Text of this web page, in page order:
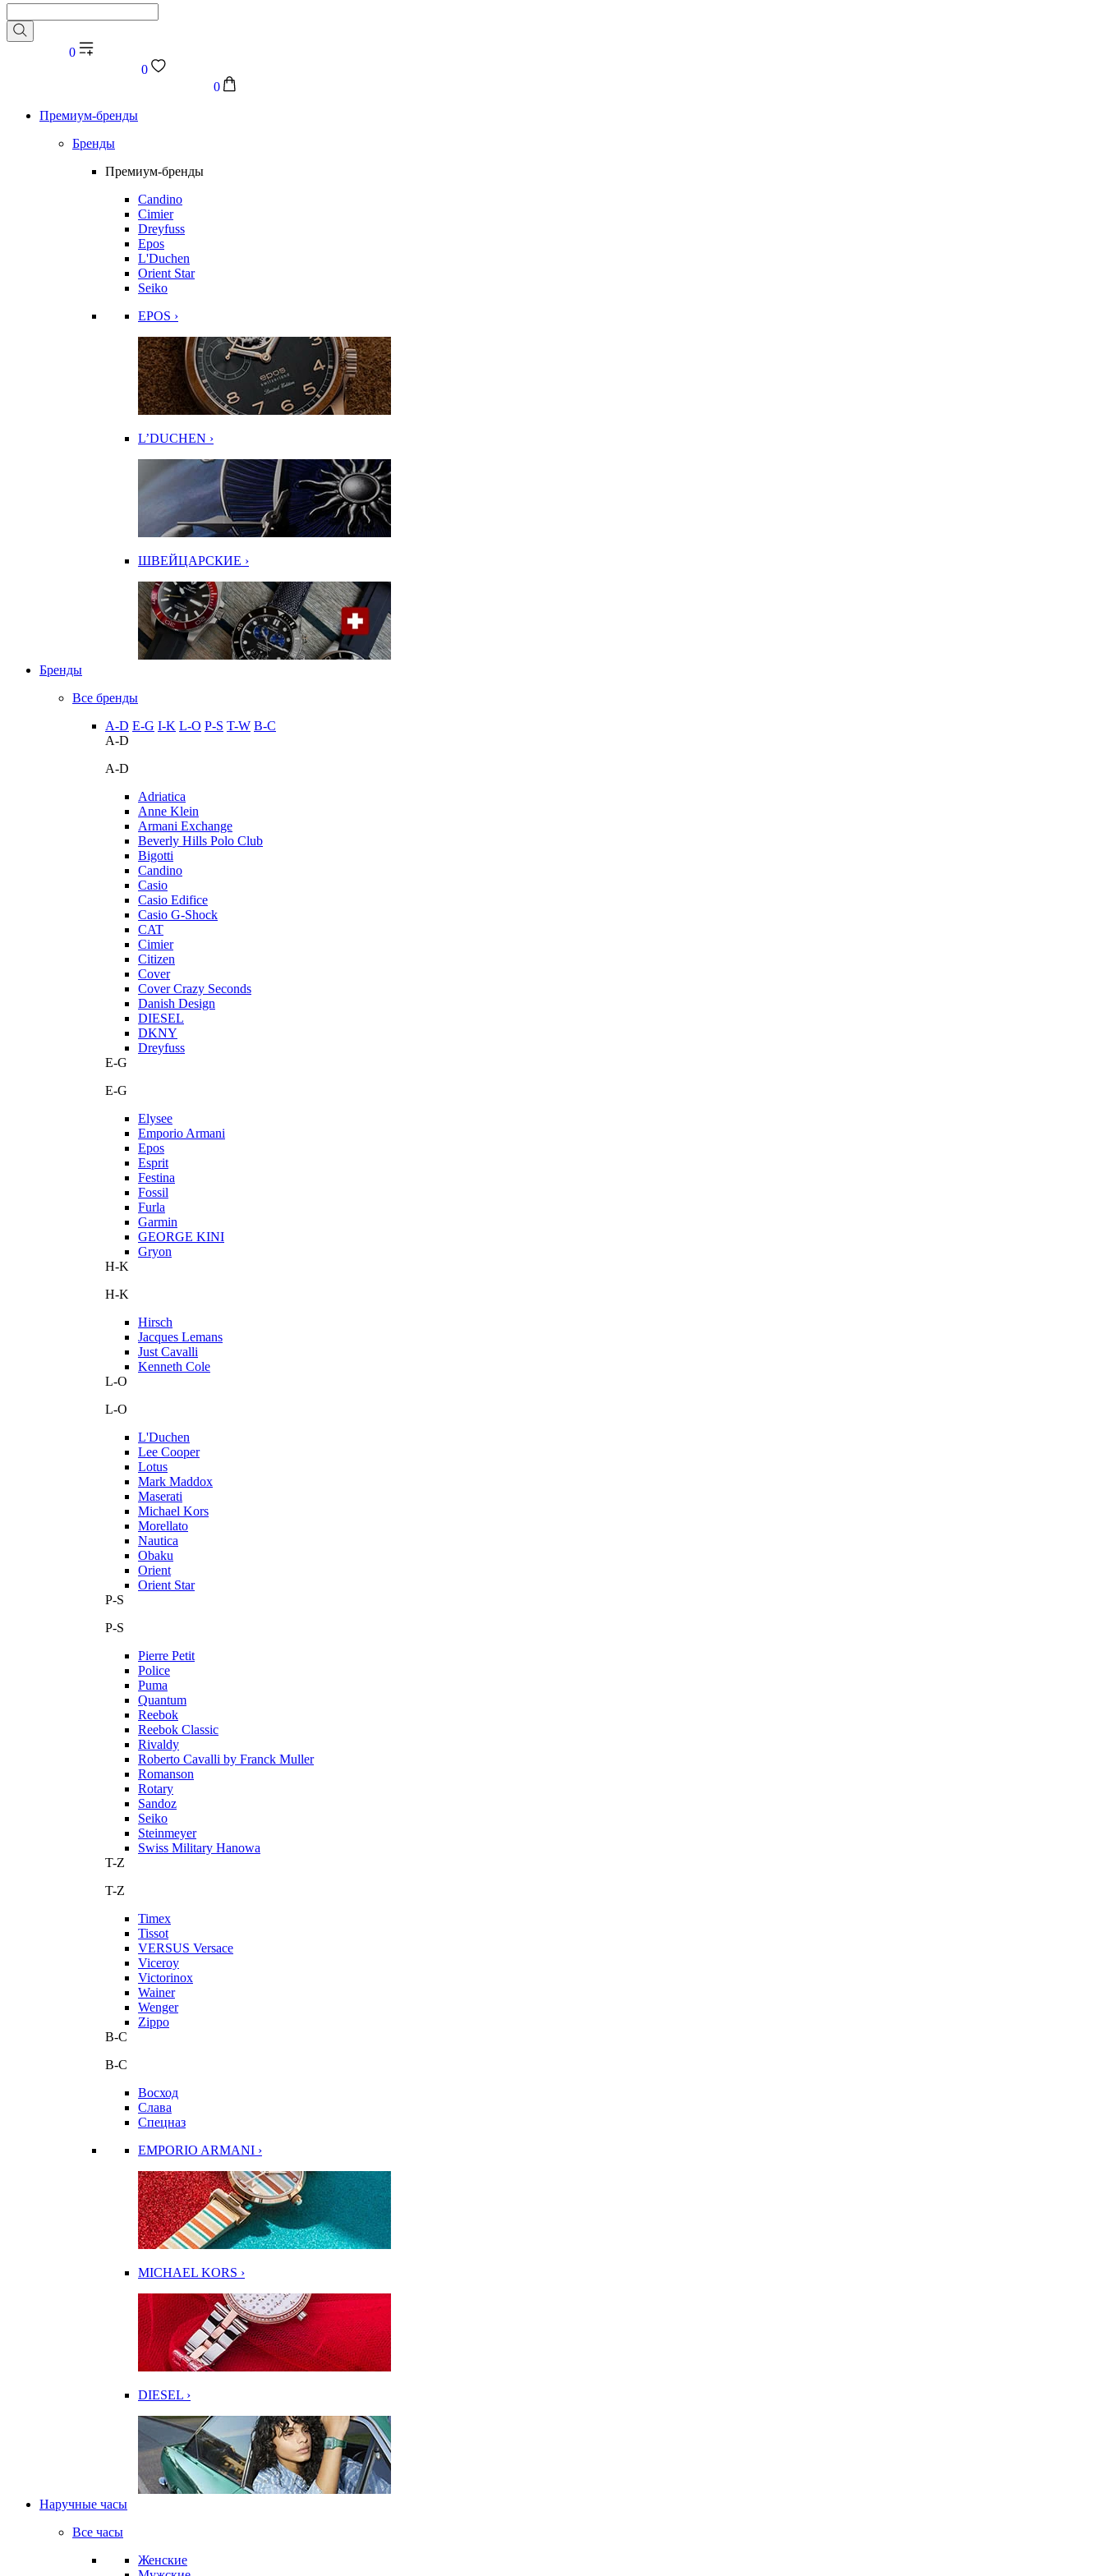
0
0
0
Премиум-бренды
Бренды
Премиум-бренды
Candino
Cimier
Dreyfuss
Epos
L'Duchen
Orient Star
Seiko
EPOS ›
L’DUCHEN ›
ШВЕЙЦАРСКИЕ ›
Бренды
Все бренды
A-D E-G I-K L-O P-S T-W В-С
A-D
A-D
Adriatica
Anne Klein
Armani Exchange
Beverly Hills Polo Club
Bigotti
Candino
Casio
Casio Edifice
Casio G-Shock
CAT
Cimier
Citizen
Cover
Cover Crazy Seconds
Danish Design
DIESEL
DKNY
Dreyfuss
E-G
E-G
Elysee
Emporio Armani
Epos
Esprit
Festina
Fossil
Furla
Garmin
GEORGE KINI
Gryon
H-K
H-K
Hirsch
Jacques Lemans
Just Cavalli
Kenneth Cole
L-O
L-O
L'Duchen
Lee Cooper
Lotus
Mark Maddox
Maserati
Michael Kors
Morellato
Nautica
Obaku
Orient
Orient Star
P-S
P-S
Pierre Petit
Police
Puma
Quantum
Reebok
Reebok Classic
Rivaldy
Roberto Cavalli by Franck Muller
Romanson
Rotary
Sandoz
Seiko
Steinmeyer
Swiss Military Hanowa
T-Z
T-Z
Timex
Tissot
VERSUS Versace
Viceroy
Victorinox
Wainer
Wenger
Zippo
В-С
В-С
Восход
Слава
Спецназ
EMPORIO ARMANI ›
MICHAEL KORS ›
DIESEL ›
Наручные часы
Все часы
Женские